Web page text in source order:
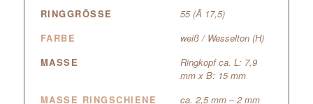
RINGGRÖSSE
55 (Ã 17,5)
FARBE
weiß / Wesselton (H)
MASSE
Ringkopf ca. L: 7,9
mm x B: 15 mm
MASSE RINGSCHIENE
ca. 2,5 mm – 2 mm